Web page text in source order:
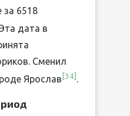
за 6518
дата в
Сменил
Ярослав 34 .